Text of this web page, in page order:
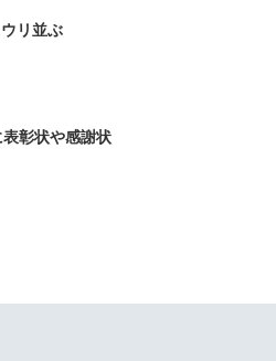
リ並ぶ
彰状や感謝状